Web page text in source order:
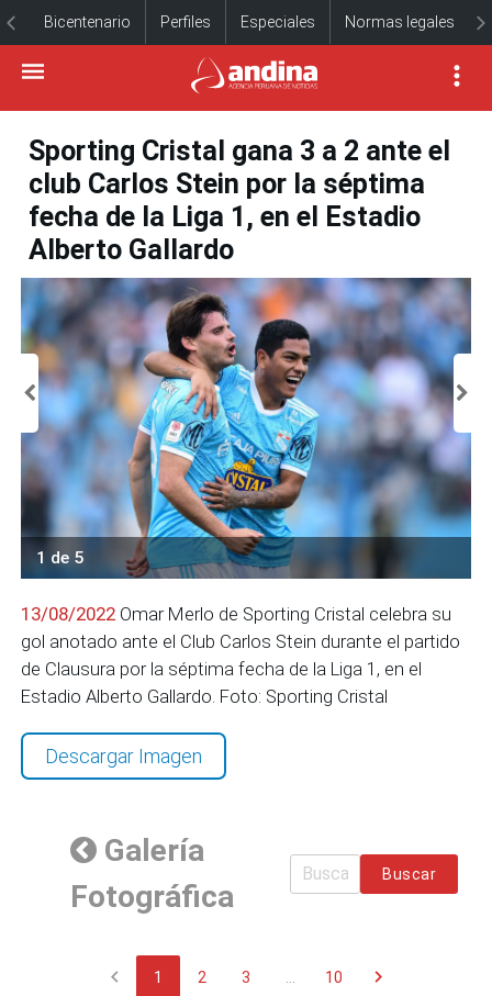
Bicentenario Perfiles Especiales Normas legales
Sporting Cristal gana 3 a 2 ante el
club Carlos Stein por la séptima
fecha de la Liga 1, en el Estadio
Alberto Gallardo
1 de 5
13/08/2022 Omar Merlo de Sporting Cristal celebra su
gol anotado ante el Club Carlos Stein durante el partido
de Clausura por la séptima fecha de la Liga 1, en el
Estadio Alberto Gallardo. Foto: Sporting Cristal
Descargar Imagen
Galería
Fotográfica
Buscar
chevron_left 1 2 3 10 chevron_right